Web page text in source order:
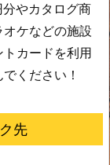
やカタログ商
ケなどの施設
カードを利用
ください！
先